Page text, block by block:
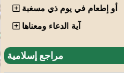
أو إطعام في يوم ذي مسغبة
آية الدعاء ومعناها
مراجع إسلامية